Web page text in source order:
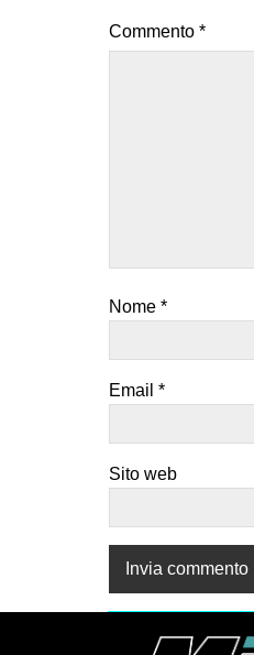
Commento *
Nome *
Email *
Sito web